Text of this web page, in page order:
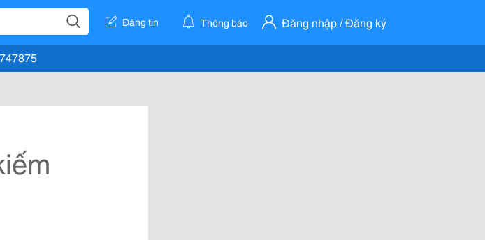
Đăng tin Thông báo Đăng nhập / Đăng ký